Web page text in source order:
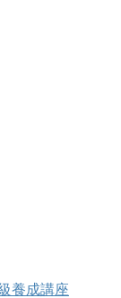
養成講座